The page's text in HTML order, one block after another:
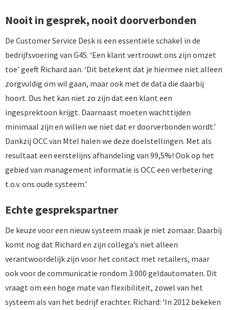
Nooit in gesprek, nooit doorverbonden
De Customer Service Desk is een essentiële schakel in de
bedrijfsvoering van G4S. ‘Een klant vertrouwt ons zijn omzet
toe’ geeft Richard aan. ‘Dit betekent dat je hiermee niet alleen
zorgvuldig om wil gaan, maar ook met de data die daarbij
hoort. Dus het kan niet zo zijn dat een klant een
ingesprektoon krijgt. Daarnaast moeten wachttijden
minimaal zijn en willen we niet dat er doorverbonden wordt.’
Dankzij OCC van Mtel halen we deze doelstellingen. Met als
resultaat een eerstelijns afhandeling van 99,5%! Ook op het
gebied van management informatie is OCC een verbetering
t.o.v. ons oude systeem.’
Echte gesprekspartner
De keuze voor een nieuw systeem maak je niet zomaar. Daarbij
komt nog dat Richard en zijn collega’s niet alleen
verantwoordelijk zijn voor het contact met retailers, maar
ook voor de communicatie rondom 3.000 geldautomaten. Dit
vraagt om een hoge mate van flexibiliteit, zowel van het
systeem als van het bedrijf erachter. Richard: ‘In 2012 bekeken